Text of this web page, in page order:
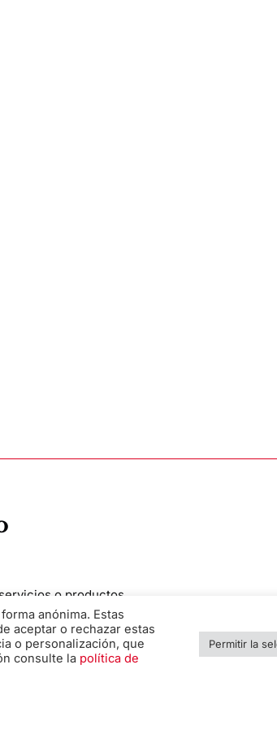
o productos
*
anónima. Estas
aceptar o rechazar estas
o personalización, que
consulte la política de
Permitir la